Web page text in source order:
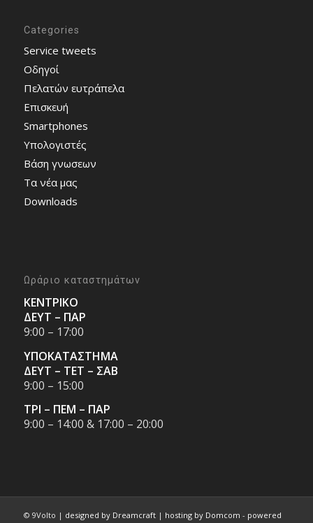
Categories
Service tweets
Οδηγοί
Πελατών ευτράπελα
Επισκευή
Smartphones
Υπολογιστές
Bάση γνωσεων
Τα νέα μας
Downloads
Ωράριο καταστημάτων
ΚΕΝΤΡΙΚΟ
ΔΕΥΤ – ΠΑΡ
9:00 – 17:00
ΥΠΟΚΑΤΑΣΤΗΜΑ
ΔΕΥΤ – ΤΕΤ – ΣΑΒ
9:00 – 15:00
ΤΡΙ – ΠΕΜ – ΠΑΡ
9:00 – 14:00 & 17:00 – 20:00
© 9Volto | designed by Dreamcraft| hosting by Domcom - powered